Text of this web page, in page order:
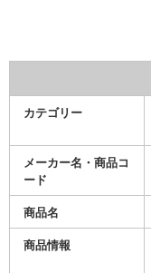
カテゴリー
メーカー名・商品コ
ード
商品名
商品情報